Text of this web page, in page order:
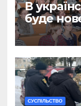
В
буде
CУСПІЛЬСТВО